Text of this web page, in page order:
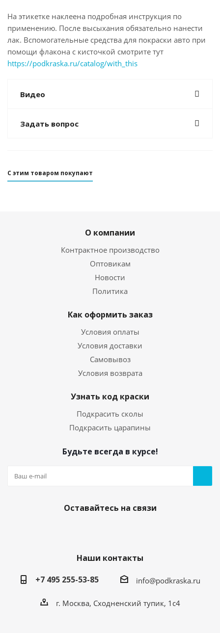
На этикетке наклеена подробная инструкция по
применению. После высыхания обязательно нанести
лак. Вспомогательные средства для покраски авто при
помощи флакона с кисточкой смотрите тут
https://podkraska.ru/catalog/with_this
Видео
Задать вопрос
С этим товаром покупают
О компании
Контрактное производство
Оптовикам
Новости
Политика
Как оформить заказ
Условия оплаты
Условия доставки
Самовывоз
Условия возврата
Узнать код краски
Подкрасить сколы
Подкрасить царапины
Будьте всегда в курсе!
Оставайтесь на связи
Наши контакты
+7 495 255-53-85
info@podkraska.ru
г. Москва, Сходненский тупик, 1с4